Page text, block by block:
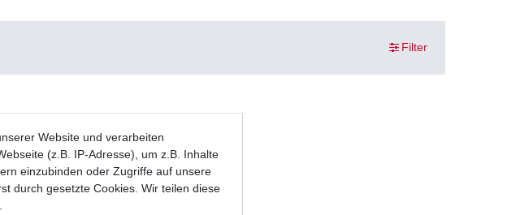
Filter
Website und verarbeiten
(z.B. IP-Adresse), um z.B. Inhalte
einzubinden oder Zugriffe auf unsere
durch gesetzte Cookies. Wir teilen diese